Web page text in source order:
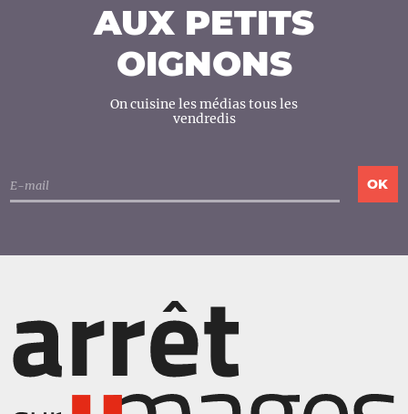
AUX PETITS
OIGNONS
On cuisine les médias tous les
vendredis